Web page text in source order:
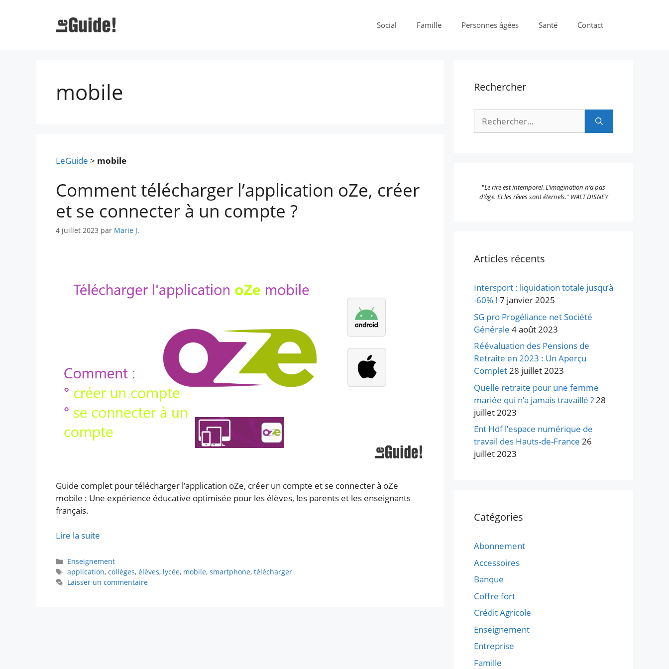
Social Famille Personnes âgées Santé Contact
mobile
LeGuide > mobile
Comment télécharger l’application oZe, créer
et se connecter à un compte ?
4 juillet 2023 par Marie J.
Guide complet pour télécharger l’application oZe, créer un compte et se connecter à oZe
mobile : Une expérience éducative optimisée pour les élèves, les parents et les enseignants
français.
Lire la suite
Catégories
Enseignement
Étiquettes
application,collèges,élèves, lycée, mobile,smartphone,télécharger
Laisser un commentaire
Rechercher
Rechercher :
"Le rire est intemporel. L’imagination n’a pas
d’âge. Et les rêves sont éternels." WALT DISNEY
Articles récents
Intersport : liquidation totale jusqu’à
-60% ! 7 janvier 2025
SG pro Progéliance net Société
Générale 4 août 2023
Réévaluation des Pensions de
Retraite en 2023 : Un Aperçu
Complet28 juillet 2023
Quelle retraite pour une femme
mariée qui n’a jamais travaillé ? 28
juillet 2023
Ent Hdf l’espace numérique de
travail des Hauts-de-France 26
juillet 2023
Catégories
Abonnement
Accessoires
Banque
Coffre fort
Crédit Agricole
Enseignement
Entreprise
Famille